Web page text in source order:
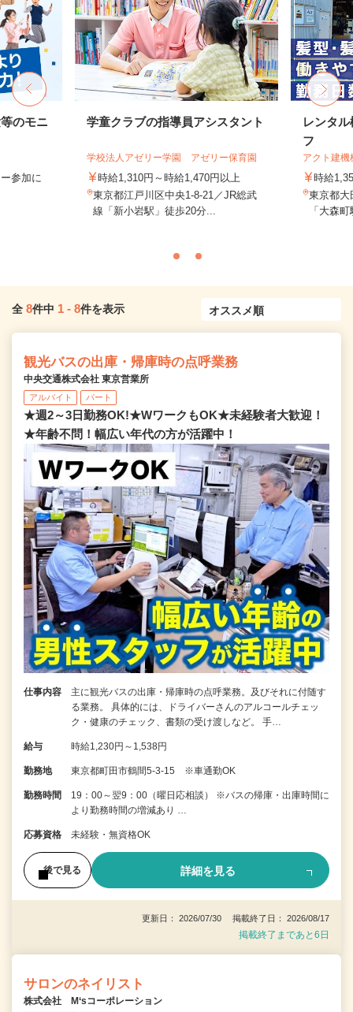
のモニ
参加に
学童クラブの指導員アシスタント
学校法人アゼリー学園 アゼリー保育園
時給1,310円～時給1,470円以上
東京都江戸川区中央1-8-21／JR総武
線「新小岩駅」徒歩20分...
レンタ
フ
アクト建機
時給
東京都大
「大森
全 8件中 1 - 8件を表示
観光バスの出庫・帰庫時の点呼業務
中央交通株式会社 東京営業所
アルバイト パート
★週2～3日勤務OK!★WワークもOK★未経験者大歓迎！
★年齢不問！幅広い年代の方が活躍中！
仕事内容
主に観光バスの出庫・帰庫時の点呼業務。及びそれに付随す
る業務。 具体的には、ドライバーさんのアルコールチェッ
ク・健康のチェック、書類の受け渡しなど。 手…
給与 時給1,230円～1,538円
勤務地 東京都町田市鶴間5-3-15 ※車通勤OK
勤務時間
19：00～翌9：00（曜日応相談） ※バスの帰庫・出庫時間に
より勤務時間の増減あり …
応募資格 未経験・無資格OK
後で見る 詳細を見る
更新日： 2026/07/30 掲載終了日： 2026/08/17
掲載終了まであと6日
サロンのネイリスト
株式会社 M‘sコーポレーション